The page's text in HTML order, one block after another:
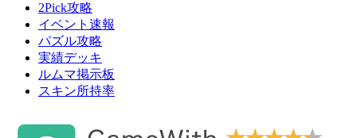
2Pick攻略
イベント速報
パズル攻略
実績デッキ
ルムマ掲示板
スキン所持率